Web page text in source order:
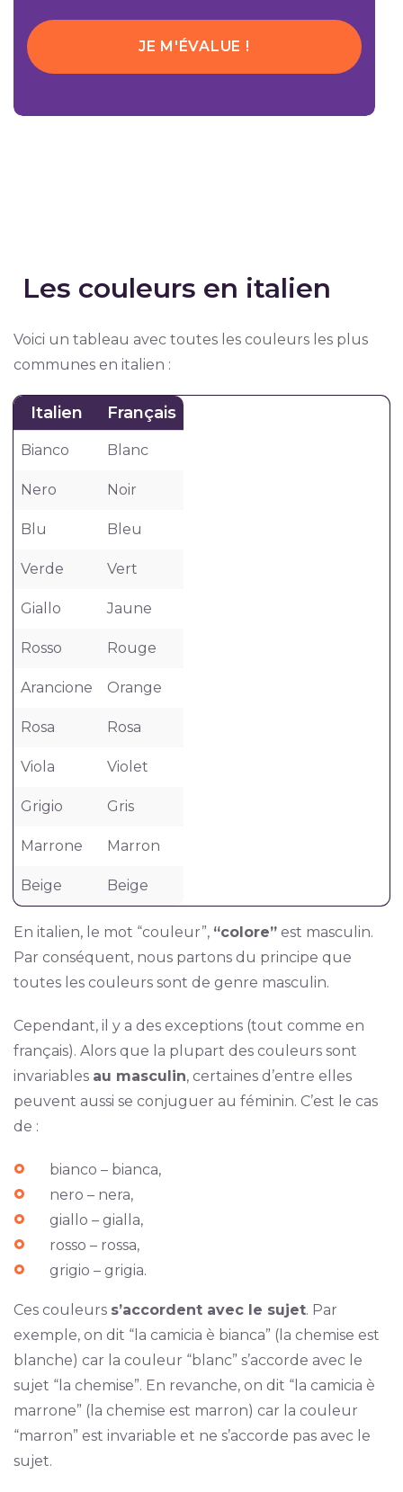
JE M'ÉVALUE !
Les couleurs en italien
Voici un tableau avec toutes les couleurs les plus
communes en italien :
Italien Français
Bianco Blanc
Nero Noir
Blu Bleu
Verde Vert
Giallo Jaune
Rosso Rouge
Arancione Orange
Rosa Rosa
Viola Violet
Grigio Gris
Marrone Marron
Beige Beige
En italien, le mot “couleur”, “colore”est masculin.
Par conséquent, nous partons du principe que
toutes les couleurs sont de genre masculin.
Cependant, il y a des exceptions (tout comme en
français). Alors que la plupart des couleurs sont
invariables au masculin, certaines d’entre elles
peuvent aussi se conjuguer au féminin. C’est le cas
de :
bianco – bianca,
nero – nera,
giallo – gialla,
rosso – rossa,
grigio – grigia.
Ces couleurs s’accordent avec le sujet. Par
exemple, on dit “la camicia è bianca” (la chemise est
blanche) car la couleur “blanc” s’accorde avec le
sujet “la chemise”. En revanche, on dit “la camicia è
marrone” (la chemise est marron) car la couleur
“marron” est invariable et ne s’accorde pas avec le
sujet.